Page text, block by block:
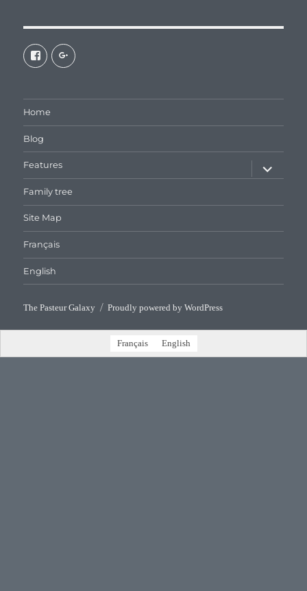
View
galaxiepasteur’s
profile
View
112462204827863790232’s
Home
Blog
Features
child
menu
Family tree
Site Map
Français
English
The Pasteur Galaxy Proudly powered by WordPress
Français English